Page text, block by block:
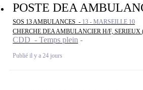
POSTE DEA
SOS 13 AMBULANCES - 13 - MARSEILLE 10
CHERCHE DEA AMBULANCIER H/F, SERIEUX
CDD - Temps plein
Publié il y a 24 jours